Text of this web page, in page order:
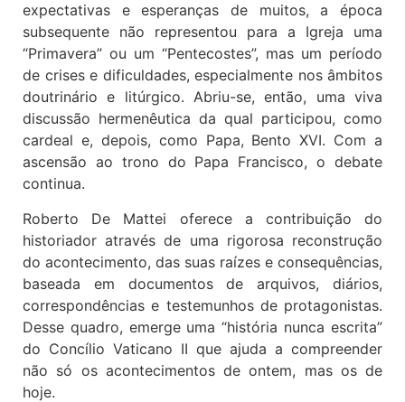
expectativas e esperanças de muitos, a época
subsequente não representou para a Igreja uma
“Primavera” ou um “Pentecostes”, mas um período
de crises e dificuldades, especialmente nos âmbitos
doutrinário e litúrgico. Abriu-se, então, uma viva
discussão hermenêutica da qual participou, como
cardeal e, depois, como Papa, Bento XVI. Com a
ascensão ao trono do Papa Francisco, o debate
continua.
Roberto De Mattei oferece a contribuição do
historiador através de uma rigorosa reconstrução
do acontecimento, das suas raízes e consequências,
baseada em documentos de arquivos, diários,
correspondências e testemunhos de protagonistas.
Desse quadro, emerge uma “história nunca escrita”
do Concílio Vaticano II que ajuda a compreender
não só os acontecimentos de ontem, mas os de
hoje.